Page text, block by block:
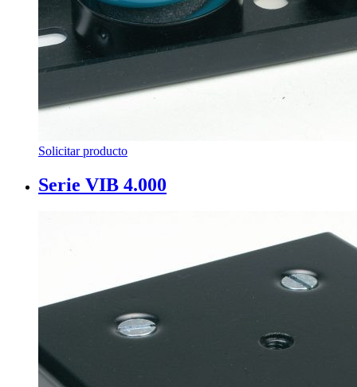
Solicitar producto
Serie VIB 4.000